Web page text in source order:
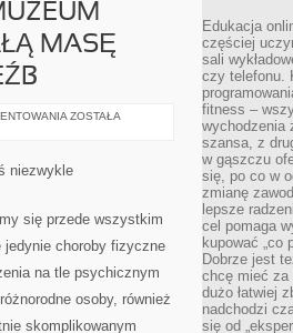
MASĘ
WCHODZĄC
MUZEUM
ZOBACZYĆ
CAŁĄ
OBRAZÓW
EWENTUALNIE
ZOSTAŁA
niezwykle
się przede wszystkim
jedynie choroby fizyczne
na tle psychicznym
osoby, również
skomplikowanym
Edukacja
częściej
sali
czy telefonu.
fitness –
wychodzenia
szansa, z
w gąszczu
się, po co w
zmianę
lepsze
cel pomaga
kupować „co
Dobrze jest
chcę mieć za
dużo łatwiej
nadchodzi
się od